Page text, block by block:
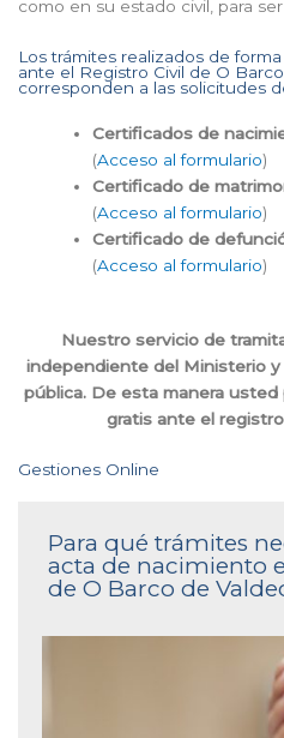
como en su estado civil, para
Los trámites realizados de
ante el Registro Civil de O
corresponden a las solicitudes
Certificados de
(Acceso al formulario)
Certificado de
(Acceso al formulario)
Certificado de
(Acceso al formulario)
Nuestro servicio de
independiente del Ministerio
pública. De esta manera
gratis ante el
Gestiones Online
Para qué trámites
acta de nacimiento
de O Barco de